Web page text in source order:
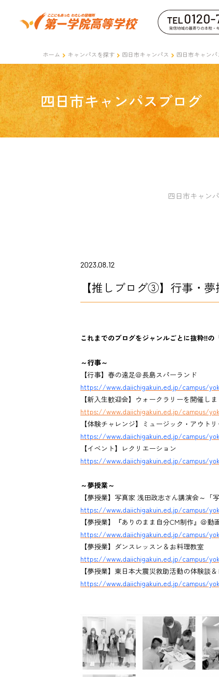
ホーム キャンパスを探す 四日市キャンパス 四日市キャン
四日市キャンパスブログ
四日市キャン
2023.08.12
【推しブログ③】行事・夢
これまでのブログをジャンルごとに抜粋‼
～行事～
【行事】春の遠足＠長島スパーランド
https://www.daiichigakuin.ed.jp/campus/
【新入生歓迎会】ウォークラリーを開催し
https://www.daiichigakuin.ed.jp/campus/
【体験チャレンジ】ミュージック・アウト
https://www.daiichigakuin.ed.jp/campus/
【イベント】レクリエーション
https://www.daiichigakuin.ed.jp/campus/
～夢授業～
【夢授業】写真家 浅田政志さん講演会～「
https://www.daiichigakuin.ed.jp/campus/
【夢授業】『ありのまま自分CM制作』＠動
https://www.daiichigakuin.ed.jp/campus/
【夢授業】ダンスレッスン＆お料理教室
https://www.daiichigakuin.ed.jp/campus/
【夢授業】東日本大震災救助活動の体験談
https://www.daiichigakuin.ed.jp/campus/